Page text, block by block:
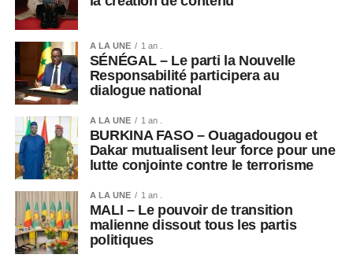
De leur côté, les autorités assurent que les institutions
continueront de fonctionner normalement durant
l’absence du président et que les affaires de l’État se
poursuivront sans interruption.
Cet épisode illustre néanmoins les fortes tensions
politiques persistantes en Guinée, où les appels à un
retour à un ordre constitutionnel pleinement démocratique
continuent d’alimenter le débat public.
A LA UNE 1 an .
SÉNÉGAL – Le parti la Nouvelle
Responsabilité participera au
dialogue national
A LA UNE 1 an .
BURKINA FASO – Ouagadougou et
Dakar mutualisent leur force pour une
lutte conjointe contre le terrorisme
A LA UNE 1 an .
MALI – Le pouvoir de transition
malienne dissout tous les partis
politiques